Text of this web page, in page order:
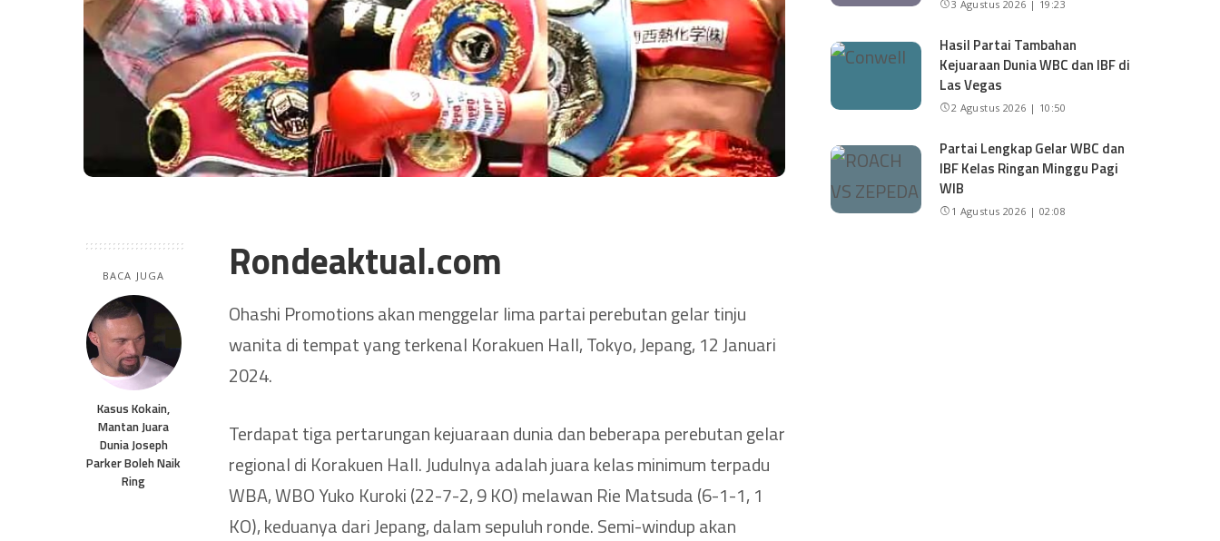
BACA JUGA
Kasus Kokain,
Mantan Juara
Dunia Joseph
Parker Boleh Naik
Ring
Rondeaktual.com
Ohashi Promotions akan menggelar lima partai perebutan gelar tinju
wanita di tempat yang terkenal Korakuen Hall, Tokyo, Jepang, 12 Januari
2024.
Terdapat tiga pertarungan kejuaraan dunia dan beberapa perebutan gelar
regional di Korakuen Hall. Judulnya adalah juara kelas minimum terpadu
WBA, WBO Yuko Kuroki (22-7-2, 9 KO) melawan Rie Matsuda (6-1-1, 1
KO), keduanya dari Jepang, dalam sepuluh ronde. Semi-windup akan
3 Agustus 2026 | 19:23
Hasil Partai Tambahan
Kejuaraan Dunia WBC dan IBF di
Las Vegas
2 Agustus 2026 | 10:50
Partai Lengkap Gelar WBC dan
IBF Kelas Ringan Minggu Pagi
WIB
1 Agustus 2026 | 02:08